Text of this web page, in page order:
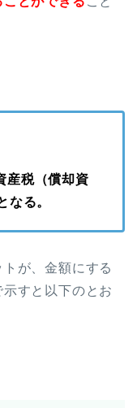
産税（償却資
なる。
が、金額にする
すと以下のとお